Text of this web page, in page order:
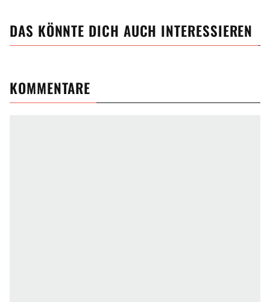
DAS KÖNNTE DICH AUCH INTERESSIEREN
KOMMENTARE